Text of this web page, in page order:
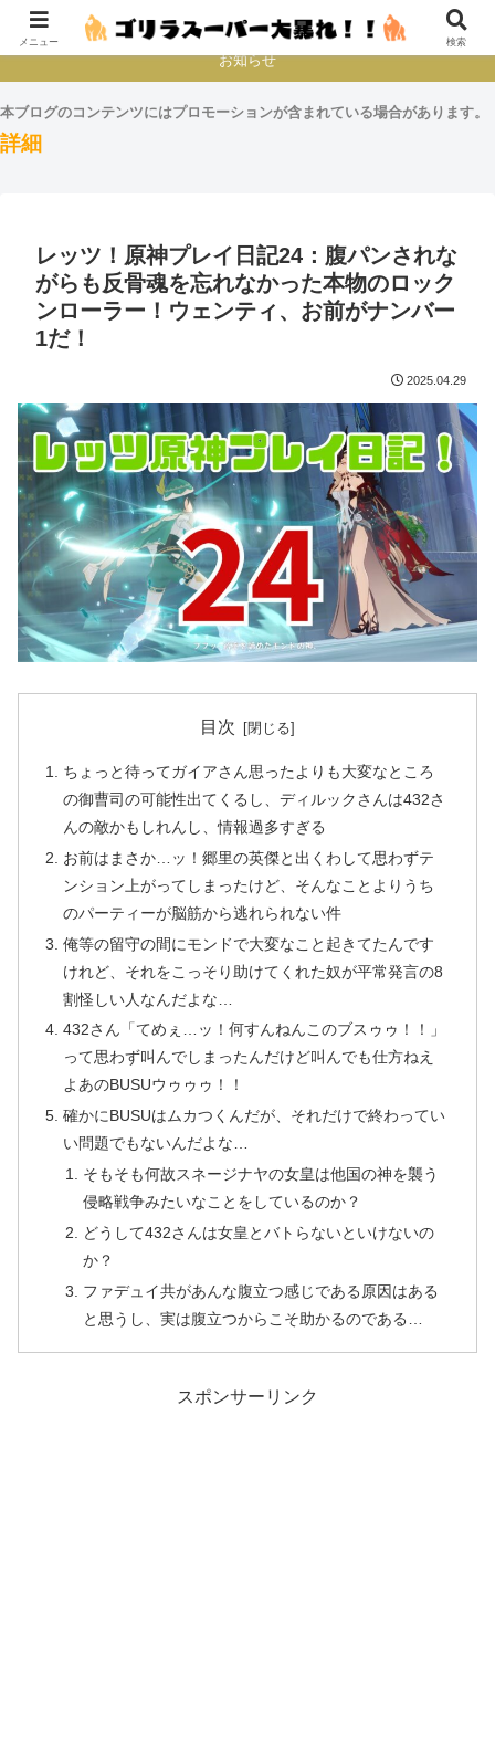
本とか映画とかゲームプレイとか
お知らせ
本ブログのコンテンツにはプロモーションが含まれている場合があります。
詳細
レッツ！原神プレイ日記24：腹パンされな
がらも反骨魂を忘れなかった本物のロック
ンローラー！ウェンティ、お前がナンバー
1だ！
2025.04.29
目次
ちょっと待ってガイアさん思ったよりも大変なところ
の御曹司の可能性出てくるし、ディルックさんは432さ
んの敵かもしれんし、情報過多すぎる
お前はまさか…ッ！郷里の英傑と出くわして思わずテ
ンション上がってしまったけど、そんなことよりうち
のパーティーが脳筋から逃れられない件
俺等の留守の間にモンドで大変なこと起きてたんです
けれど、それをこっそり助けてくれた奴が平常発言の8
割怪しい人なんだよな…
432さん「てめぇ…ッ！何すんねんこのブスゥゥ！！」
って思わず叫んでしまったんだけど叫んでも仕方ねえ
よあのBUSUウゥゥゥ！！
確かにBUSUはムカつくんだが、それだけで終わってい
い問題でもないんだよな…
そもそも何故スネージナヤの女皇は他国の神を襲う
侵略戦争みたいなことをしているのか？
どうして432さんは女皇とバトらないといけないの
か？
ファデュイ共があんな腹立つ感じである原因はある
と思うし、実は腹立つからこそ助かるのである…
スポンサーリンク
メニュー 検索